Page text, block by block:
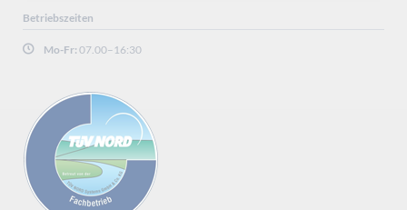
Betriebszeiten
Mo-Fr: 07.00–16:30